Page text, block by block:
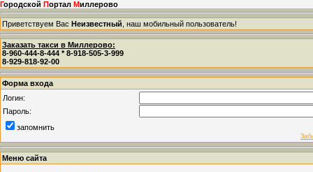
Городской Портал Миллерово
Приветствуем Вас Неизвестный , наш мобильный пользователь!
Заказать такси в Миллерово:
8-960-444-8-444 * 8-918-505-3-999
8-929-818-92-00
Форма входа
Логин:
Пароль:
запомнить
Меню сайта